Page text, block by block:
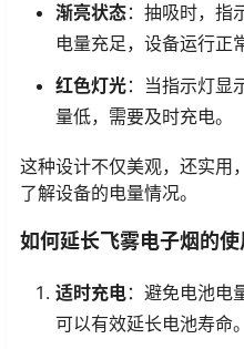
渐亮状态：抽吸时，指
电量充足，设备运行正
红色灯光：当指示灯显
量低，需要及时充电。
这种设计不仅美观，还实用
了解设备的电量情况。
如何延长飞雾电子烟的
适时充电：避免电池电
可以有效延长电池寿命。